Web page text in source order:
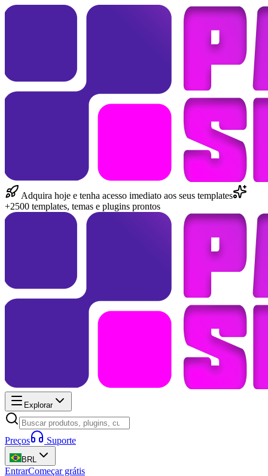
Adquira hoje e tenha acesso imediato aos seus templates
+2500 templates, temas e plugins prontos
Explorar
Preços Suporte
BRL
EntrarComeçar grátis